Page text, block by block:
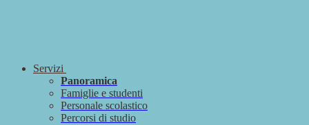
Servizi
Panoramica
Famiglie e studenti
Personale scolastico
Percorsi di studio